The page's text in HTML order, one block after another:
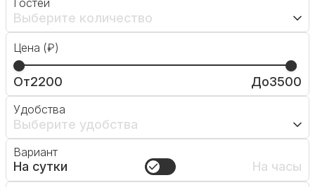
Гостей
Выберите количество
Цена (₽)
От2200 До3500
Удобства
Выберите удобства
Вариант
На сутки На часы